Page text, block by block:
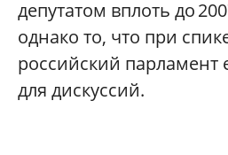
депутатом вплоть до
однако то, что при
российский
для дискуссий.